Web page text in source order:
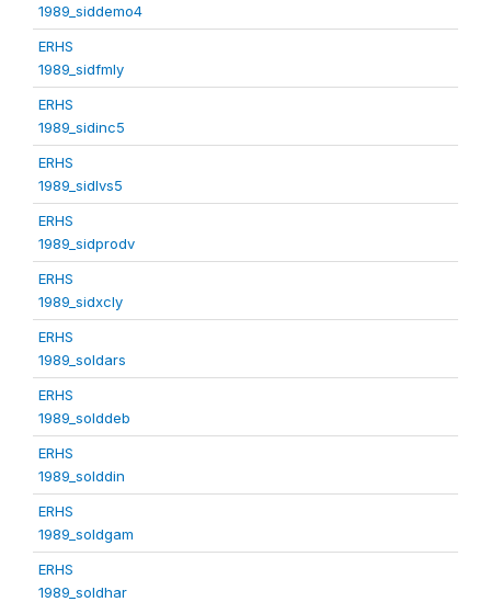
1989_siddemo4
ERHS
1989_sidfmly
ERHS
1989_sidinc5
ERHS
1989_sidlvs5
ERHS
1989_sidprodv
ERHS
1989_sidxcly
ERHS
1989_soldars
ERHS
1989_solddeb
ERHS
1989_solddin
ERHS
1989_soldgam
ERHS
1989_soldhar